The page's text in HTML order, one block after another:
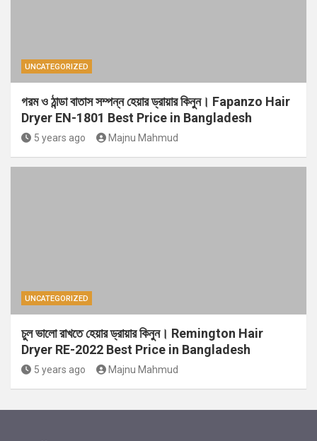
UNCATEGORIZED
গরম ও ঠান্ডা বাতাস সম্পন্ন হেয়ার ড্রায়ার কিনুন। Fapanzo Hair
Dryer EN-1801 Best Price in Bangladesh
5 years ago Majnu Mahmud
UNCATEGORIZED
চুল ভালো রাখতে হেয়ার ড্রায়ার কিনুন। Remington Hair
Dryer RE-2022 Best Price in Bangladesh
5 years ago Majnu Mahmud